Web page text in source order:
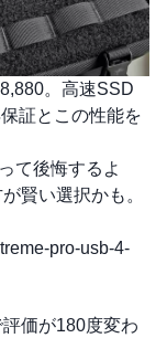
。高速SSD
証とこの性能を
て後悔するよ
賢い選択かも。
pro-usb-4-
価が180度変わ